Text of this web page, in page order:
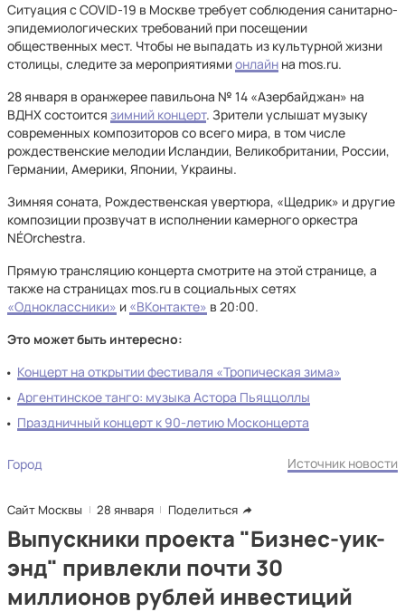
Ситуация с COVID-19 в Москве требует соблюдения санитарно-
эпидемиологических требований при посещении
общественных мест. Чтобы не выпадать из культурной жизни
столицы, следите за мероприятиямионлайн на mos.ru.
28 января в оранжерее павильона № 14 «Азербайджан» на
ВДНХ состоится зимний концерт. Зрители услышат музыку
современных композиторов со всего мира, в том числе
рождественские мелодии Исландии, Великобритании, России,
Германии, Америки, Японии, Украины.
Зимняя соната, Рождественская увертюра, «Щедрик» и другие
композиции прозвучат в исполнении камерного оркестра
NÉOrchestra.
Прямую трансляцию концерта смотрите на этой странице, а
также на страницах mos.ru в социальных сетях
«Одноклассники» и «ВКонтакте» в 20:00.
Это может быть интересно:
Концерт на открытии фестиваля «Тропическая зима»
Аргентинское танго: музыка Астора Пьяццоллы
Праздничный концерт к 90-летию Москонцерта
Город Источник новости
Сайт Москвы 28 января Поделиться
Выпускники проекта "Бизнес-уик-
энд" привлекли почти 30
миллионов рублей инвестиций